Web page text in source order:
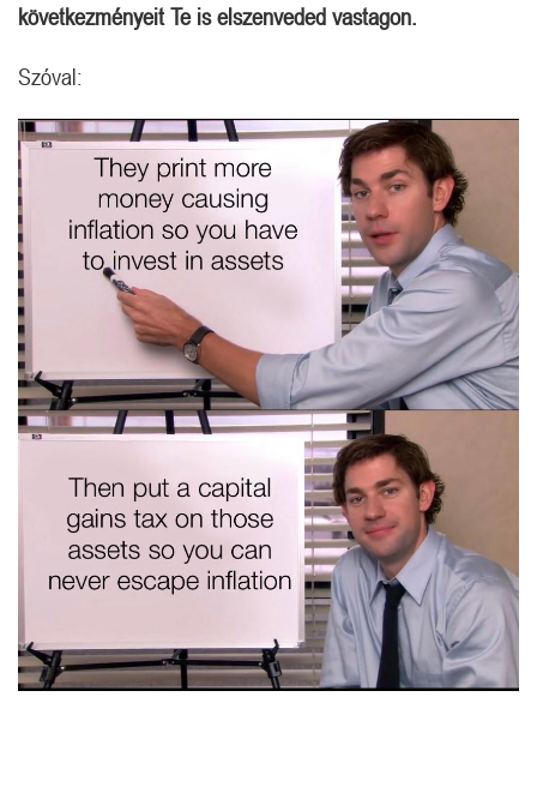
következményeit Te is elszenveded vastagon.
Szóval: